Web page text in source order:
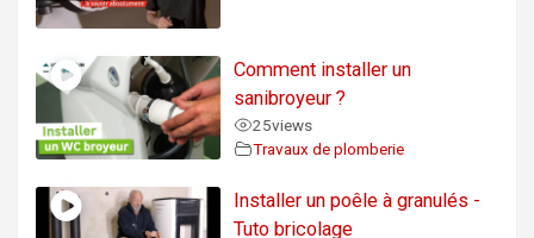
Comment installer un
sanibroyeur ?
25views
Travaux de plomberie
Installer un poêle à granulés -
Tuto bricolage